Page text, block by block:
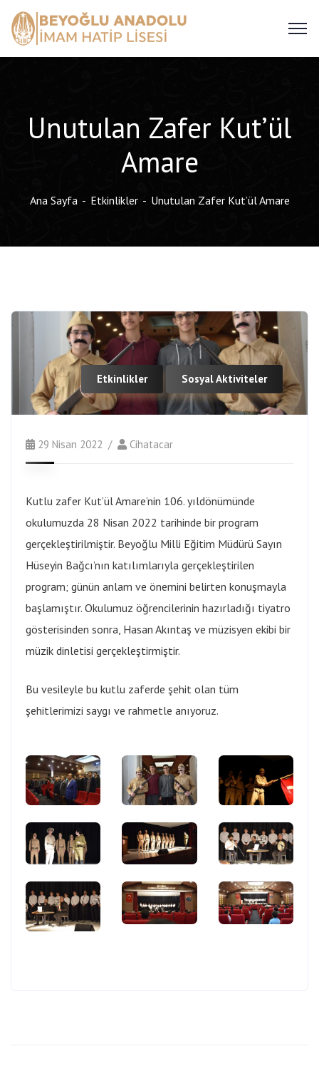
Unutulan Zafer Kut’ül
Amare
Ana Sayfa Etkinlikler Unutulan Zafer Kut’ül Amare
Etkinlikler Sosyal Aktiviteler
29 Nisan 2022 Cihatacar
Kutlu zafer Kut’ül Amare’nin 106. yıldönümünde
okulumuzda 28 Nisan 2022 tarihinde bir program
gerçekleştirilmiştir. Beyoğlu Milli Eğitim Müdürü Sayın
Hüseyin Bağcı’nın katılımlarıyla gerçekleştirilen
program; günün anlam ve önemini belirten konuşmayla
başlamıştır. Okulumuz öğrencilerinin hazırladığı tiyatro
gösterisinden sonra, Hasan Akıntaş ve müzisyen ekibi bir
müzik dinletisi gerçekleştirmiştir.
Bu vesileyle bu kutlu zaferde şehit olan tüm
şehitlerimizi saygı ve rahmetle anıyoruz.